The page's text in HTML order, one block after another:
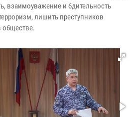
взаимоуважение и бдительность
лишить преступников
обществе.